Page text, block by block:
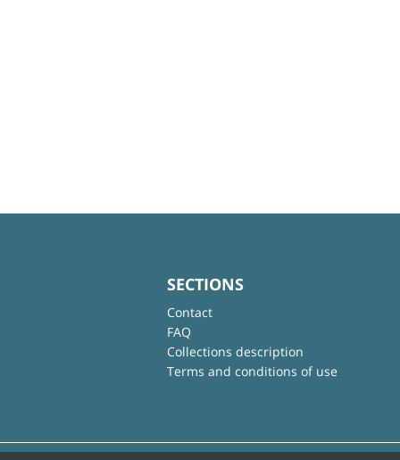
SECTIONS
Contact
FAQ
Collections description
Terms and conditions of use